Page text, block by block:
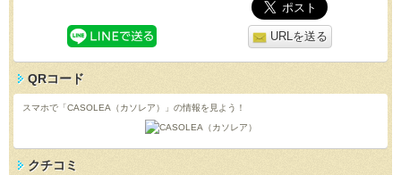
URLを送る
QRコード
スマホで「CASOLEA（カソレア）」の情報を見よう！
クチコミ